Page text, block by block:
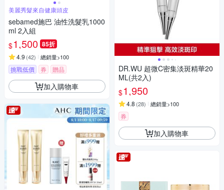
美麗秀髮來自健康頭皮
sebamed施巴 油性洗髮乳1000
ml 2入組
$1,500 85折
4.9 (42) 總銷量>100
挑戰低價 券 贈品
加入購物車
DR.WU 超微C密集淡斑精華20
ML(共2入)
$1,950
4.8 (28) 總銷量>100
券
加入購物車